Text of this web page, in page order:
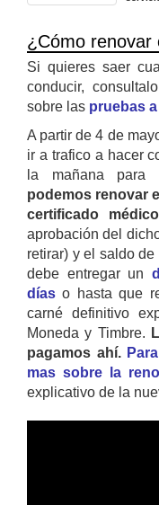
¿Cómo renovar
Si quieres saer
conducir,
sobre las pruebas
A partir de 4 de
ir a trafico a hacer
la mañana para
podemos renovar
certificado
aprobación del
retirar) y el saldo
debe entregar un
días o hasta que
carné definitivo
Moneda y Timbre.
pagamos ahí.
mas sobre la
explicativo de la